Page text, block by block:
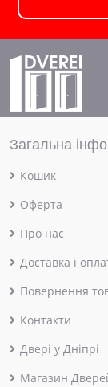
Загальна
Кошик
Оферта
Про нас
Доставка і
Повернення
Контакти
Двері у Дніпрі
Магазин